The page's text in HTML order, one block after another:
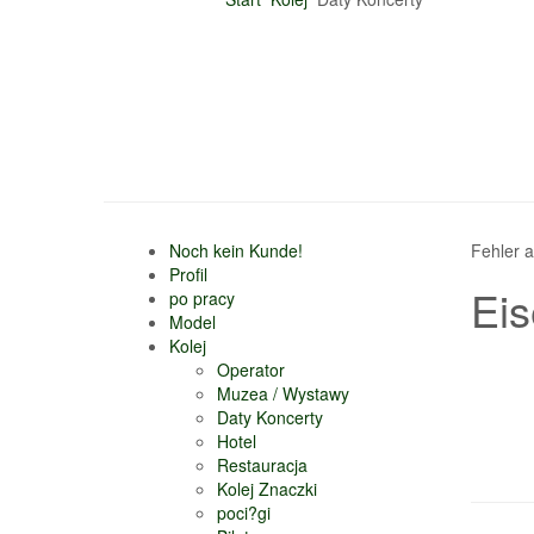
Noch kein Kunde!
Profil
po pracy
Model
Kolej
Operator
Muzea / Wystawy
Daty Koncerty
Hotel
Restauracja
Kolej Znaczki
poci?gi
Fehler